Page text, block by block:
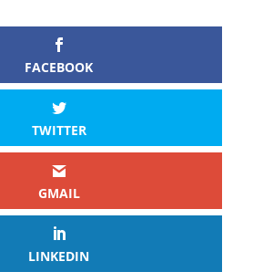
FACEBOOK
TWITTER
GMAIL
LINKEDIN